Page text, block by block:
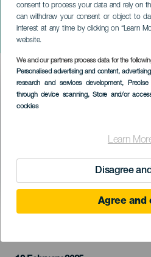
consent to process your data and rely on
can withdraw your consent or object to
interest at any time by clicking on “Learn
website.
We and our partners process data for the
Personalised advertising and content,
research and services development, Precise
through device scanning, Store and/or
cookies
Learn
Disagree
Agree and
Baker/Mulligan
GRAN CANARIA
Imagen
Listado